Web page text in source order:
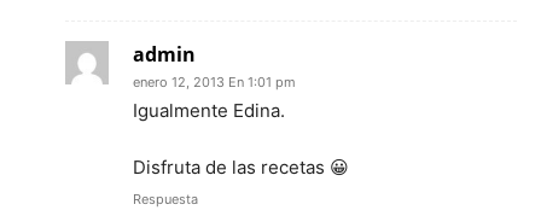
admin
enero 12, 2013 En 1:01 pm
Igualmente Edina.
Disfruta de las recetas 😀
Respuesta